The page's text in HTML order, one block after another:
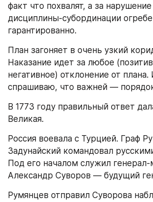
факт что похвалят, а за
дисциплины-субординации
гарантированно.
План загоняет в очень узкий
Наказание идет за любое
негативное) отклонение от плана.
спрашиваю, что важней —
В 1773 году правильный ответ
Великая.
Россия воевала с Турцией. Граф
Задунайский командовал
Под его началом служил генерал-
Румянцев отправил Суворова